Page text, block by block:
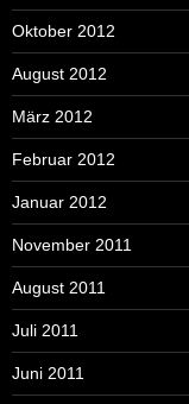
Oktober 2012
August 2012
März 2012
Februar 2012
Januar 2012
November 2011
August 2011
Juli 2011
Juni 2011